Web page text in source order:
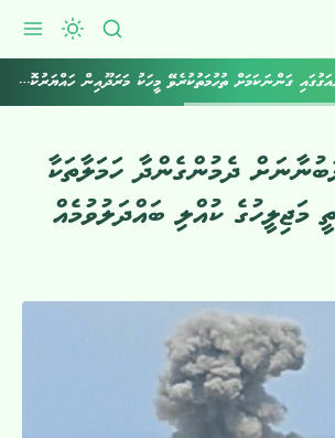
ވަގަށް ނަގާފައިވާ ތަކެތި ނުއަގުގައި ގަންނަކަމަށް ތުހުމަތުކުރެވޭ މީހަކު މަރަދޫއިން ހައްޔަރުކޮށްފި
ދެމުންގެންދާ ހަމަލާތަކާ
މަޖިލީހުގެ ކުއްލި ބައްދަލުވުމެއް